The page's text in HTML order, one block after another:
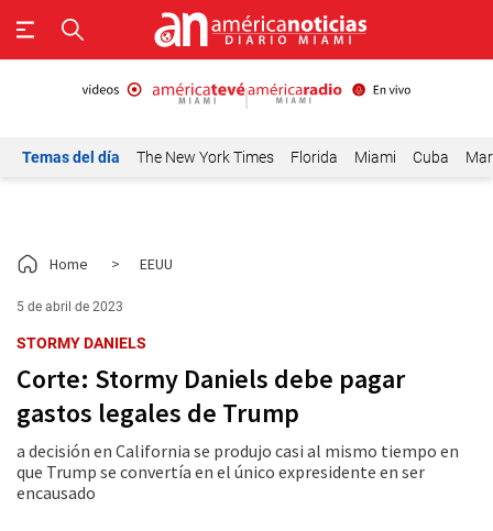
Temas del día The New York Times Florida Miami Cuba
Home > EEUU
5 de abril de 2023
STORMY DANIELS
Corte: Stormy Daniels debe pagar
gastos legales de Trump
a decisión en California se produjo casi al mismo tiempo en
que Trump se convertía en el único expresidente en ser
encausado